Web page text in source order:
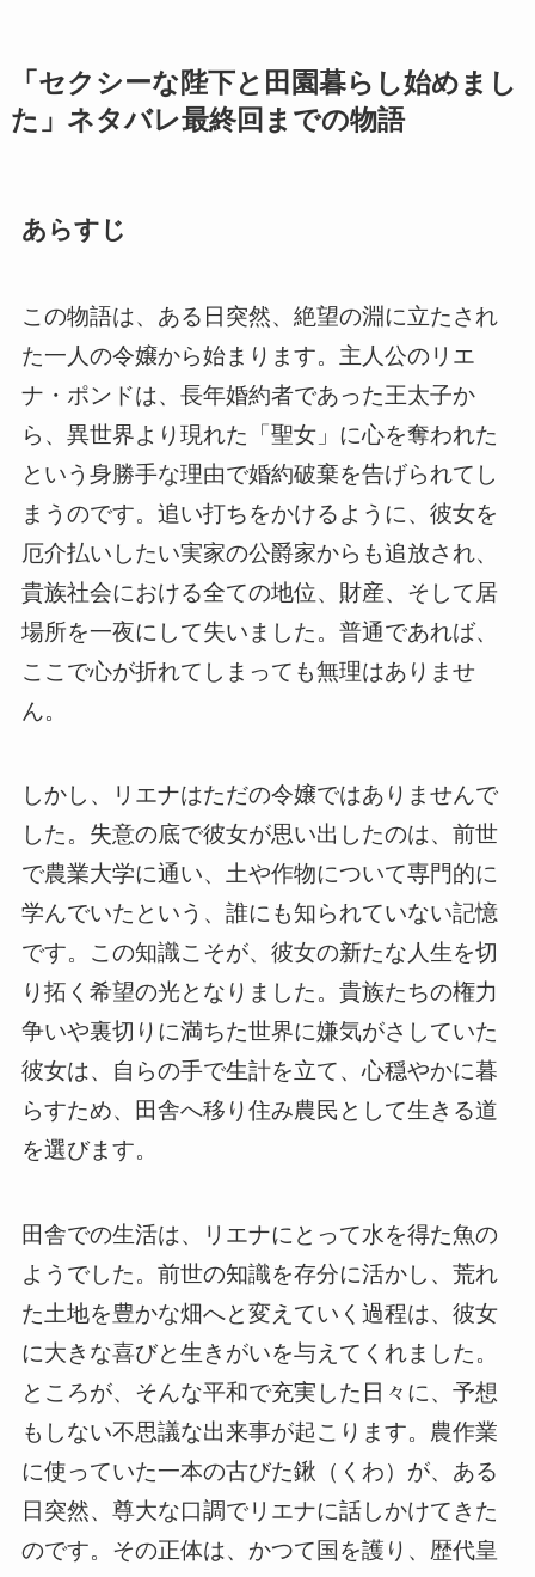
「セクシーな陛下と田園暮らし始めまし
た」ネタバレ最終回までの物語
あらすじ
この物語は、ある日突然、絶望の淵に立たされ
た一人の令嬢から始まります。主人公のリエ
ナ・ポンドは、長年婚約者であった王太子か
ら、異世界より現れた「聖女」に心を奪われた
という身勝手な理由で婚約破棄を告げられてし
まうのです。追い打ちをかけるように、彼女を
厄介払いしたい実家の公爵家からも追放され、
貴族社会における全ての地位、財産、そして居
場所を一夜にして失いました。普通であれば、
ここで心が折れてしまっても無理はありませ
ん。
しかし、リエナはただの令嬢ではありませんで
した。失意の底で彼女が思い出したのは、前世
で農業大学に通い、土や作物について専門的に
学んでいたという、誰にも知られていない記憶
です。この知識こそが、彼女の新たな人生を切
り拓く希望の光となりました。貴族たちの権力
争いや裏切りに満ちた世界に嫌気がさしていた
彼女は、自らの手で生計を立て、心穏やかに暮
らすため、田舎へ移り住み農民として生きる道
を選びます。
田舎での生活は、リエナにとって水を得た魚の
ようでした。前世の知識を存分に活かし、荒れ
た土地を豊かな畑へと変えていく過程は、彼女
に大きな喜びと生きがいを与えてくれました。
ところが、そんな平和で充実した日々に、予想
もしない不思議な出来事が起こります。農作業
に使っていた一本の古びた鍬（くわ）が、ある
日突然、尊大な口調でリエナに話しかけてきた
のです。その正体は、かつて国を護り、歴代皇